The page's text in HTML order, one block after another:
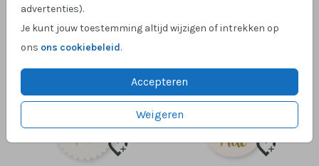
advertenties).
Je kunt jouw toestemming altijd wijzigen of intrekken op
ons ons cookiebeleid.
Accepteren
Weigeren
MET LABEL